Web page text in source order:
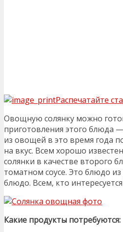
Распечатайте
Овощную солянку можно
приготовления этого блюда
из овощей в это время года
на вкус. Всем хорошо
солянки в качестве второго
томатном соусе. Это блюдо из
блюдо. Всем, кто
Какие продукты потребуются: